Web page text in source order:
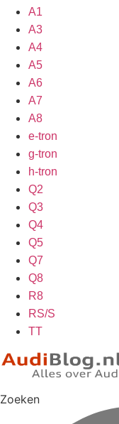
A1
A3
A4
A5
A6
A7
A8
e-tron
g-tron
h-tron
Q2
Q3
Q4
Q5
Q7
Q8
R8
RS/S
TT
Zoeken